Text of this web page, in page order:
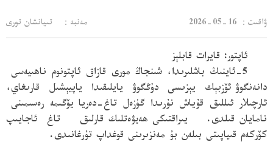
2026-05-16 ：ۋاقىت مەنبە： تىيانشان تورى
ئاپتور: قايرات قابلېز
5-ئاينىڭ باشلىرىدا، شىنجاڭ مورى قازاق ئاپتونوم ناھىيەسى
دانەنگوۋ ئۆزبېك يېزىسى دۇڭگوۋ يايلىقىدا ياپيېشىل قارىغاي،
ئارچىلار ئىللىق قۇياش نۇرىدا گۈزەل تاغ-دەريا يۆگىمە رەسىمىنى
نامايان قىلدى. يىراقتىكى ھەيۋەتلىك قارلىق تاغ
ئاجايىپ
كۆركەم قىياپىتى بىلەن بۇ مەنزىرىنى قوغداپ تۇرغانىدى.